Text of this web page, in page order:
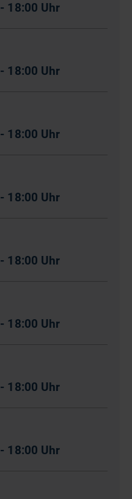
18:00 Uhr
18:00 Uhr
18:00 Uhr
18:00 Uhr
18:00 Uhr
18:00 Uhr
18:00 Uhr
18:00 Uhr